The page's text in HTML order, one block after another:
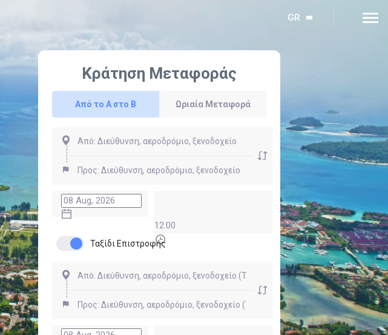
GR
Κράτηση Μεταφοράς
Από το Α στο Β Ωριαία Μεταφορά
12:00
Ταξίδι Επιστροφής